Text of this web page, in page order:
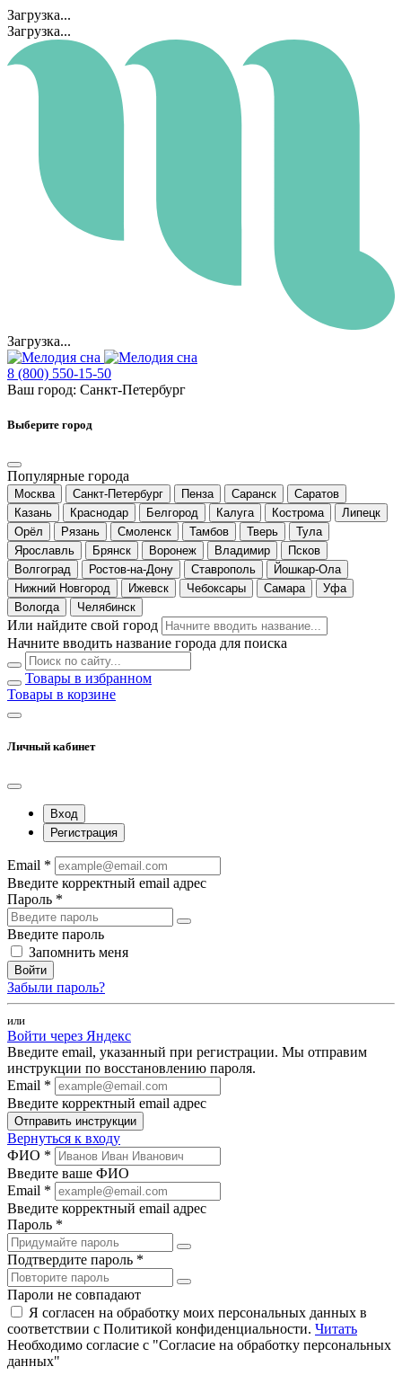
Загрузка...
Загрузка...
Загрузка...
8 (800) 550-15-50
Ваш город: Санкт-Петербург
Выберите город
Популярные города
Москва Санкт-Петербург Пенза Саранск
Саратов
Казань
Краснодар Белгород Калуга Кострома
Липецк
Орёл
Рязань Смоленск Тамбов Тверь
Тула
Ярославль
Брянск Воронеж Владимир
Псков
Волгоград
Ростов-на-Дону Ставрополь
Йошкар-Ола
Нижний Новгород
Ижевск Чебоксары Самара
Уфа
Вологда
Челябинск
Или найдите свой город
Начните вводить название города для поиска
Товары в избранном
Товары в корзине
Личный кабинет
Вход
Регистрация
Email *
Введите корректный email адрес
Пароль *
Введите пароль
Запомнить меня
Войти
Забыли пароль?
или
Войти через Яндекс
Введите email, указанный при регистрации. Мы отправим
инструкции по восстановлению пароля.
Email *
Введите корректный email адрес
Отправить инструкции
Вернуться к входу
ФИО *
Введите ваше ФИО
Email *
Введите корректный email адрес
Пароль *
Подтвердите пароль *
Пароли не совпадают
Я согласен на обработку моих персональных данных в
соответствии с Политикой конфиденциальности. Читать
Необходимо согласие с "Согласие на обработку персональных
данных"